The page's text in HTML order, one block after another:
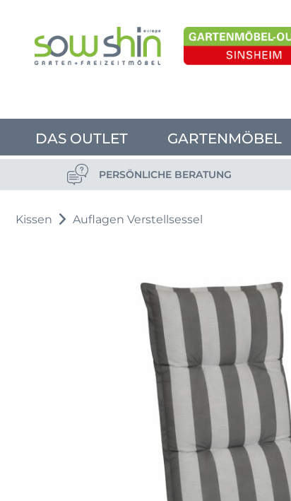
DAS OUTLET GARTENMÖBEL
PERSÖNLICHE BERATUNG
Kissen Auflagen Verstellsessel